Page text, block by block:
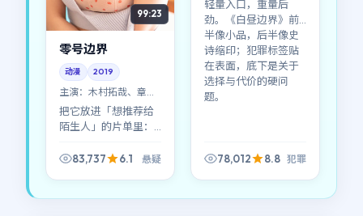
99:23
零号边界
动漫 2019
主演： 木村拓哉、章子
怡 等
把它放进「想推荐给
陌生人」的片单里：
槛，却有层次；第一
如何把线缠在一起。
83,737 6.1 悬疑
轻量入口，重量后
劲。《白昼边界》前
半像小品，后半像史
诗缩印；犯罪标签贴
在表面，底下是关于
选择与代价的硬问
题。
78,012 8.8 犯罪